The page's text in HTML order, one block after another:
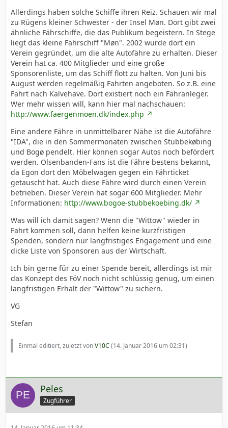
Allerdings haben solche Schiffe ihren Reiz. Schauen wir mal
zu Rügens kleiner Schwester - der Insel Møn. Dort gibt zwei
ähnliche Fährschiffe, die das Publikum begeistern. In Stege
liegt das kleine Fährschiff "Møn". 2002 wurde dort ein
Verein gegründet, um die alte Autofähre zu erhalten. Dieser
Verein hat ca. 400 Mitglieder und eine große
Sponsorenliste, um das Schiff flott zu halten. Von Juni bis
August werden regelmäßig Fahrten angeboten. So z.B. eine
Fahrt nach Kalvehave. Dort existiert noch ein Fähranleger.
Wer mehr wissen will, kann hier mal nachschauen:
http://www.faergenmoen.dk/index.php
Eine andere Fähre in unmittelbarer Nähe ist die Autofähre
"IDA", die in den Sommermonaten zwischen Stubbekøbing
und Bogø pendelt. Hier können sogar Autos noch befördert
werden. Olsenbanden-Fans ist die Fähre bestens bekannt,
da Egon dort den Möbelwagen gegen ein Fährticket
getauscht hat. Auch diese Fähre wird durch einen Verein
betrieben. Dieser Verein hat sogar 600 Mitglieder. Mehr
Informationen: http://www.bogoe-stubbekoebing.dk/
Was will ich damit sagen? Wenn die "Wittow" wieder in
Fahrt kommen soll, dann helfen keine kurzfristigen
Spenden, sondern nur langfristiges Engagement und eine
dicke Liste von Sponsoren aus der Wirtschaft.
Ich bin gerne für zu einer Spende bereit, allerdings ist mir
das Konzept des FöV noch nicht schlüssig genug, um einen
langfristigen Erhalt der "Wittow" zu sichern.
VG
Stefan
Einmal editiert, zuletzt vonV10C (14. Januar 2016 um 02:31)
Peles
Zugführer